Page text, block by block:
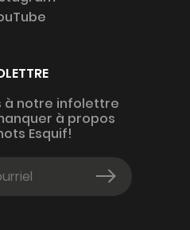
à notre infolettre
à propos
Esquif!